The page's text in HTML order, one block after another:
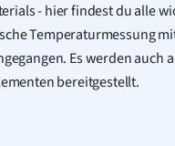
- hier findest du alle
Temperaturmessung
Es werden auch
bereitgestellt.